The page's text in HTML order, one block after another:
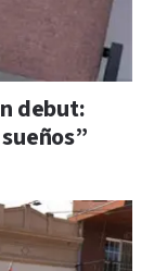
debut: